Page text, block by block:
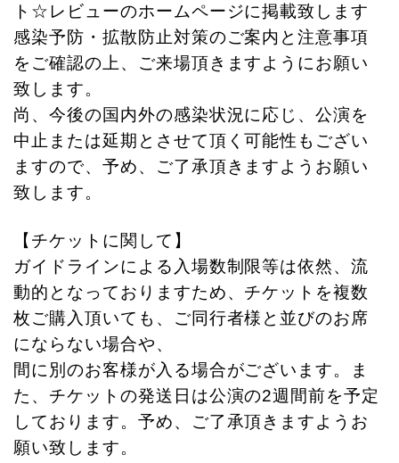
ト☆レビューのホームページに掲載致します
感染予防・拡散防止対策のご案内と注意事項
をご確認の上、ご来場頂きますようにお願い
致します。
尚、今後の国内外の感染状況に応じ、公演を
中止または延期とさせて頂く可能性もござい
ますので、予め、ご了承頂きますようお願い
致します。
【チケットに関して】
ガイドラインによる入場数制限等は依然、流
動的となっておりますため、チケットを複数
枚ご購入頂いても、ご同行者様と並びのお席
にならない場合や、
間に別のお客様が入る場合がございます。ま
た、チケットの発送日は公演の2週間前を予定
しております。予め、ご了承頂きますようお
願い致します。